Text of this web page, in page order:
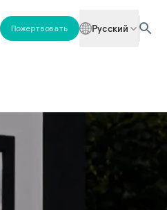
Пожертвовать Русский